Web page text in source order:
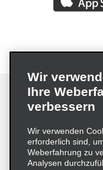
Impressum
Cookie-Richtlinie
Wir
Ihre
verbessern
Wir verwenden
erforderlich sind,
Weberfahrung zu
Analysen